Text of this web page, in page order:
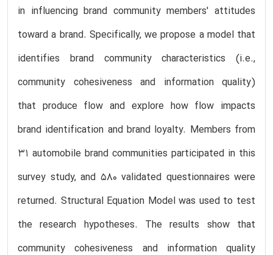
in influencing brand community members' attitudes
toward a brand. Specifically, we propose a model that
identifies brand community characteristics (i.e.,
community cohesiveness and information quality)
that produce flow and explore how flow impacts
brand identification and brand loyalty. Members from
31 automobile brand communities participated in this
survey study, and 580 validated questionnaires were
returned. Structural Equation Model was used to test
the research hypotheses. The results show that
community cohesiveness and information quality